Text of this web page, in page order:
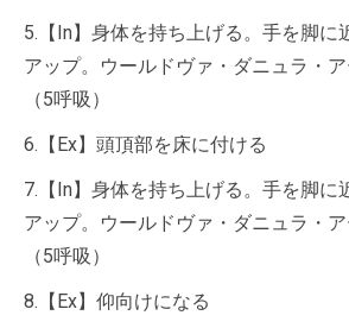
5.【In】身体を持ち上げる。手を脚に
アップ。ウールドヴァ・ダニュラ・ア
（5呼吸）
6.【Ex】頭頂部を床に付ける
7.【In】身体を持ち上げる。手を脚に
アップ。ウールドヴァ・ダニュラ・ア
（5呼吸）
8.【Ex】仰向けになる